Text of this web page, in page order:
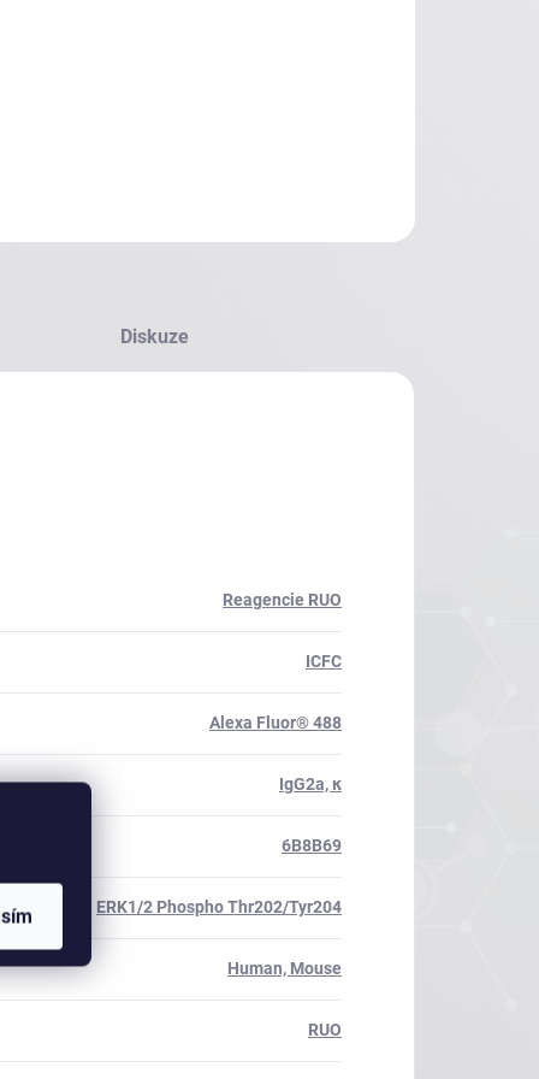
Diskuze
Reagencie RUO
ICFC
Alexa Fluor® 488
IgG2a, κ
6B8B69
ERK1/2 Phospho Thr202/Tyr204
Human, Mouse
RUO